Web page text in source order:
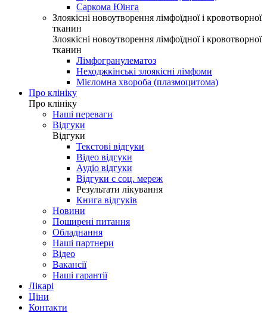
Саркома Юінга
Злоякісні новоутворення лімфоїдної і кровотворної
тканин
Злоякісні новоутворення лімфоїдної і кровотворної
тканин
Лімфогранулематоз
Неходжкінські злоякісні лімфоми
Мієломна хвороба (плазмоцитома)
Про клініку
Про клініку
Наші переваги
Відгуки
Відгуки
Текстові відгуки
Відео відгуки
Аудіо відгуки
Відгуки с соц. мереж
Результати лікування
Книга відгуків
Новини
Поширені питання
Обладнання
Наші партнери
Відео
Вакансії
Наші гарантії
Лікарі
Ціни
Контакти